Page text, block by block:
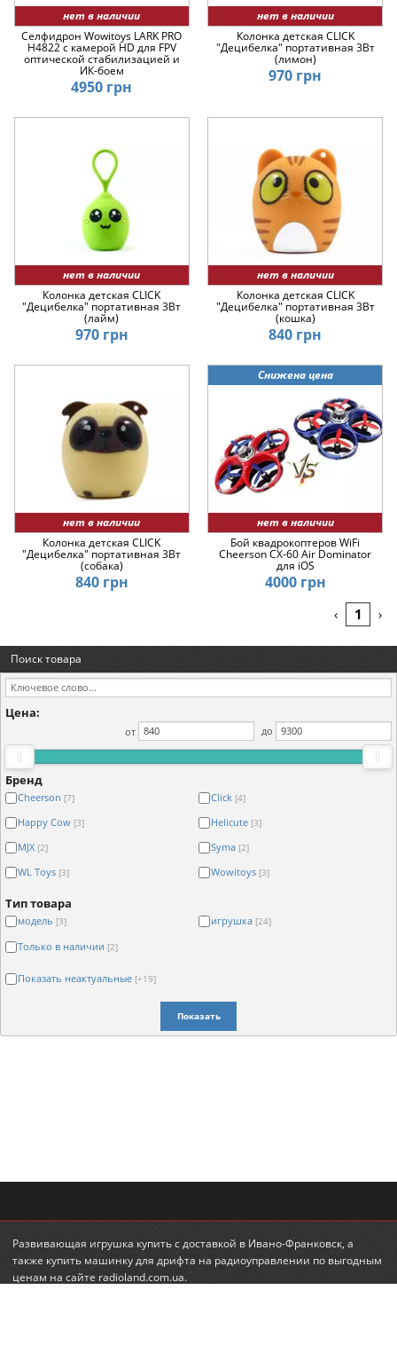
нет в наличии
Селфидрон Wowitoys LARK PRO
H4822 с камерой HD для FPV
оптической стабилизацией и
ИК-боем
4950 грн
нет в наличии
Колонка детская CLICK
"Децибелка" портативная 3Вт
(лимон)
970 грн
нет в наличии
Колонка детская CLICK
"Децибелка" портативная 3Вт
(лайм)
970 грн
нет в наличии
Колонка детская CLICK
"Децибелка" портативная 3Вт
(кошка)
840 грн
нет в наличии
Колонка детская CLICK
"Децибелка" портативная 3Вт
(собака)
840 грн
Снижена цена
нет в наличии
Бой квадрокоптеров WiFi
Cheerson CX-60 Air Dominator
для iOS
4000 грн
‹ 1 ›
Поиск товара
Цена:
от до
Бренд
Cheerson [7] Click [4]
Happy Cow [3] Helicute [3]
MJX [2] Syma [2]
WL Toys [3] Wowitoys [3]
Тип товара
модель [3] игрушка [24]
Только в наличии [2]
Показать неактуальные [+19]
Показать
Развивающая игрушка купитьс доставкой в Ивано-Франковск, а
также купить машинку для дрифта на радиоуправлении по выгодным
ценам на сайте radioland.com.ua.